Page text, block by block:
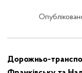
Дорожньо-